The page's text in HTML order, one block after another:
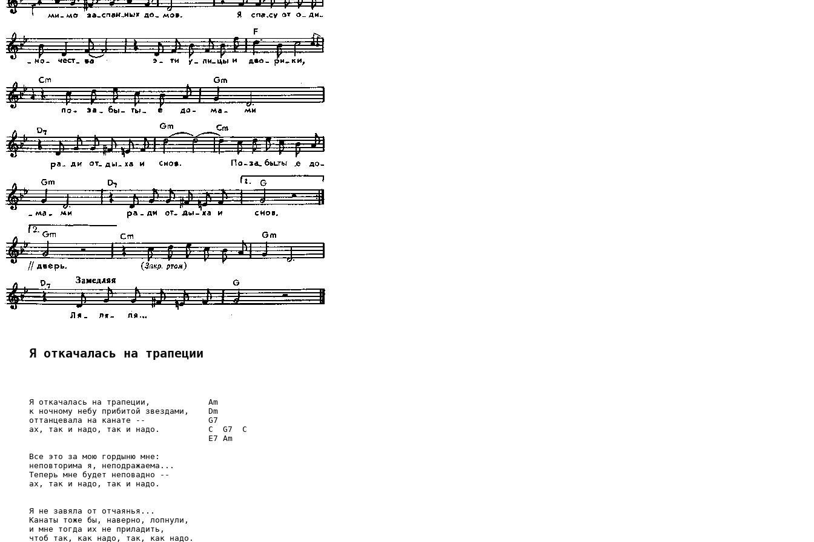
Я откачалась на трапеции
     Я откачалась на трапеции,            Am
     к ночному небу прибитой звездами,    Dm
     оттанцевала на канате --             G7
     ах, так и надо, так и надо.          C  G7  C
                                          E7 Am
     Все это за мою гордыню мне:
     неповторима я, неподражаема...
     Теперь мне будет неповадно --
     ах, так и надо, так и надо.
     Я не завяла от отчаянья...
     Канаты тоже бы, наверно, лопнули,
     и мне тогда их не приладить,
     чтоб так, как надо, так, как надо.